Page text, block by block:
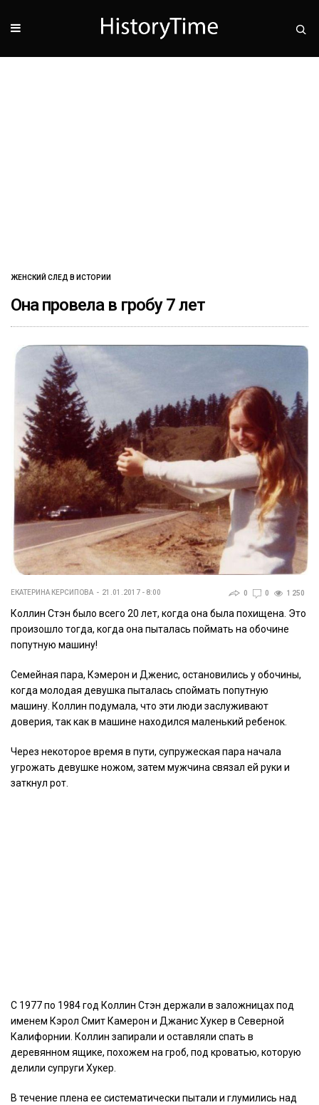
ЖЕНСКИЙ СЛЕД В ИСТОРИИ
Она провела в гробу 7 лет
ЕКАТЕРИНА КЕРСИПОВА 21.01.2017 - 8:00 0 0 1 250
Коллин Стэн было всего 20 лет, когда она была похищена. Это
произошло тогда, когда она пыталась поймать на обочине
попутную машину!
Семейная пара, Кэмерон и Дженис, остановились у обочины,
когда молодая девушка пыталась споймать попутную
машину. Коллин подумала, что эти люди заслуживают
доверия, так как в машине находился маленький ребенок.
Через некоторое время в пути, супружеская пара начала
угрожать девушке ножом, затем мужчина связал ей руки и
заткнул рот.
С 1977 по 1984 год Коллин Стэн держали в заложницах под
именем Кэрол Смит Камерон и Джанис Хукер в Северной
Калифорнии. Коллин запирали и оставляли спать в
деревянном ящике, похожем на гроб, под кроватью, которую
делили супруги Хукер.
В течение плена ее систематически пытали и глумились над